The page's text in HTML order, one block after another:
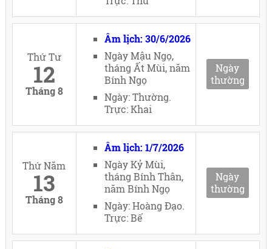
Thứ Tư
12
Tháng 8
Âm lịch: 30/6/2026
Ngày Mậu Ngọ,
tháng Ất Mùi, năm
Bính Ngọ
Ngày: Thường.
Trực: Khai
Ngày
thường
Thứ Năm
13
Tháng 8
Âm lịch: 1/7/2026
Ngày Kỷ Mùi,
tháng Bính Thân,
năm Bính Ngọ
Ngày: Hoàng Đạo.
Trực: Bế
Ngày
thường